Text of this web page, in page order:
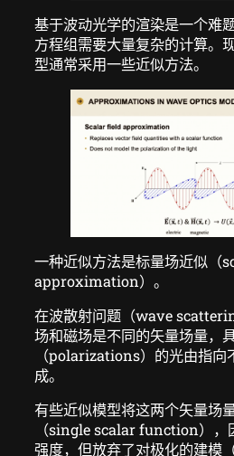
基于波动光学的渲染是一个难
方程组需要大量复杂的计算。
型通常采用一些近似方法。
一种近似方法是标量场近似（
approximation）。
在波散射问题（wave
场和磁场是不同的矢量场量，
（polarizations）的光由指向
成。
有些近似模型将这两个矢量场
（single scalar function），
强度，但放弃了对极化的建模